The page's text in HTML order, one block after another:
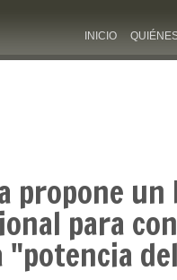
INICIO
propone un
para
"potencia